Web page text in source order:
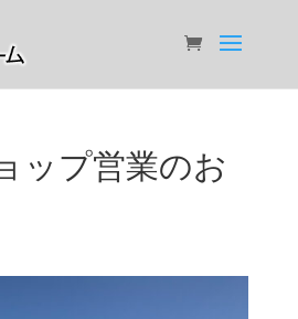
ップ営業のお